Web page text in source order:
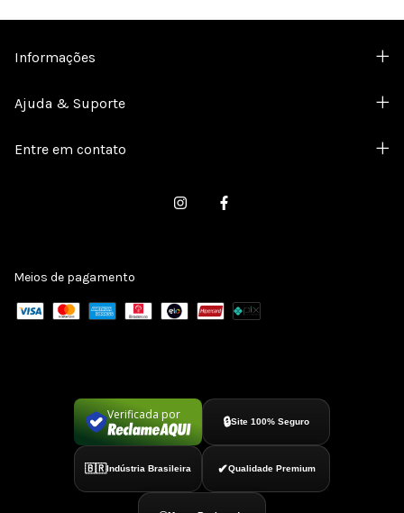
Informações
Ajuda & Suporte
Entre em contato
Meios de pagamento
Verificada por
🔒Site 100% Seguro
🇧🇷Indústria Brasileira ✔Qualidade Premium